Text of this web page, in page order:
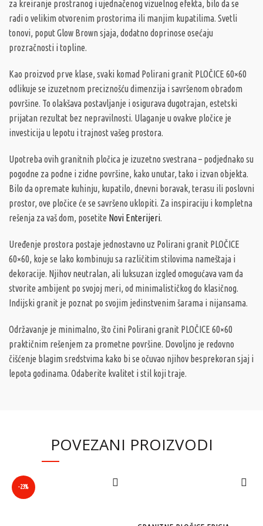
za kreiranje prostranog i ujednačenog vizuelnog efekta, bilo da se
radi o velikim otvorenim prostorima ili manjim kupatilima. Svetli
tonovi, poput Glow Brown sjaja, dodatno doprinose osećaju
prozračnosti i topline.
Kao proizvod prve klase, svaki komad Polirani granit PLOČICE 60×60
odlikuje se izuzetnom preciznošću dimenzija i savršenom obradom
površine. To olakšava postavljanje i osigurava dugotrajan, estetski
prijatan rezultat bez nepravilnosti. Ulaganje u ovakve pločice je
investicija u lepotu i trajnost vašeg prostora.
Upotreba ovih granitnih pločica je izuzetno svestrana – podjednako su
pogodne za podne i zidne površine, kako unutar, tako i izvan objekta.
Bilo da opremate kuhinju, kupatilo, dnevni boravak, terasu ili poslovni
prostor, ove pločice će se savršeno uklopiti. Za inspiraciju i kompletna
rešenja za vaš dom, posetite Novi Enterijeri.
Uređenje prostora postaje jednostavno uz Polirani granit PLOČICE
60×60, koje se lako kombinuju sa različitim stilovima nameštaja i
dekoracije. Njihov neutralan, ali luksuzan izgled omogućava vam da
stvorite ambijent po svojoj meri, od minimalističkog do klasičnog.
Indijski granit je poznat po svojim jedinstvenim šarama i nijansama.
Održavanje je minimalno, što čini Polirani granit PLOČICE 60×60
praktičnim rešenjem za prometne površine. Dovoljno je redovno
čišćenje blagim sredstvima kako bi se očuvao njihov besprekoran sjaj i
lepota godinama. Odaberite kvalitet i stil koji traje.
POVEZANI PROIZVODI
-23%